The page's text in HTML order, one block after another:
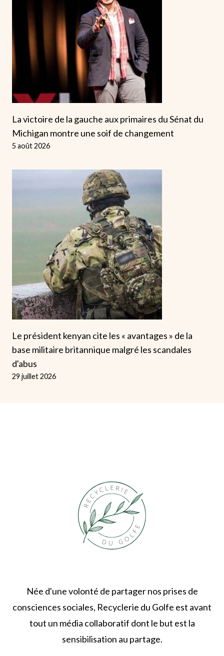
La victoire de la gauche aux primaires du Sénat du
Michigan montre une soif de changement
5 août 2026
Le président kenyan cite les « avantages » de la
base militaire britannique malgré les scandales
d'abus
29 juillet 2026
Née d'une volonté de partager nos prises de
consciences sociales, Recyclerie du Golfe est avant
tout un média collaboratif dont le but est la
sensibilisation au partage.